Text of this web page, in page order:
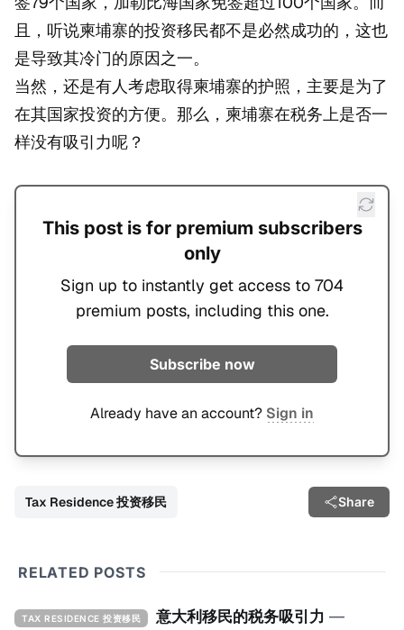
且，听说柬埔寨的投资移民都不是必然成功的，这也
是导致其冷门的原因之一。
当然，还是有人考虑取得柬埔寨的护照，主要是为了
在其国家投资的方便。那么，柬埔寨在税务上是否一
样没有吸引力呢？
This post is for premium subscribers
only
Sign up to instantly get access to 704
premium posts, including this one.
Subscribe now
Already have an account? Sign in
Tax Residence 投资移民 Share
RELATED POSTS
TAX RESIDENCE 投资移民 意大利移民的税务吸引力 —